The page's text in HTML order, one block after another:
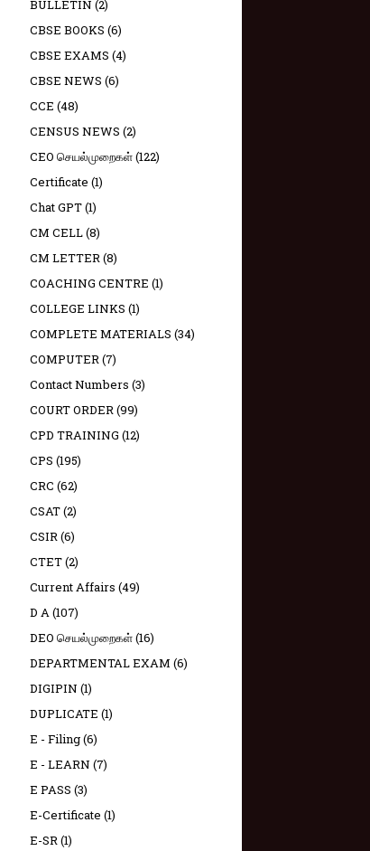
BULLETIN (2)
CBSE BOOKS (6)
CBSE EXAMS (4)
CBSE NEWS (6)
CCE (48)
CENSUS NEWS (2)
CEO செயல்முறைகள்(122)
Certificate (1)
Chat GPT(1)
CM CELL(8)
CM LETTER(8)
COACHING CENTRE (1)
COLLEGE LINKS (1)
COMPLETE MATERIALS (34)
COMPUTER(7)
Contact Numbers (3)
COURT ORDER(99)
CPD TRAINING (12)
CPS (195)
CRC (62)
CSAT(2)
CSIR(6)
CTET(2)
Current Affairs (49)
D A(107)
DEO செயல்முறைகள்(16)
DEPARTMENTAL EXAM (6)
DIGIPIN (1)
DUPLICATE (1)
E - Filing(6)
E - LEARN (7)
E PASS (3)
E-Certificate (1)
E-SR(1)